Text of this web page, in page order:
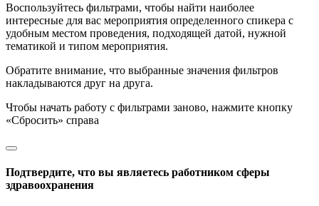
Воспользуйтесь фильтрами, чтобы найти наиболее
интересные для вас мероприятия определенного спикера с
удобным местом проведения, подходящей датой, нужной
тематикой и типом мероприятия.
Обратите внимание, что выбранные значения фильтров
накладываются друг на друга.
Чтобы начать работу с фильтрами заново, нажмите кнопку
«Сбросить» справа
Подтвердите, что вы являетесь работником сферы
здравоохранения